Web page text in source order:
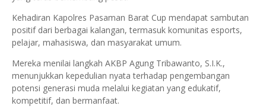
Kehadiran Kapolres Pasaman Barat Cup mendapat sambutan
positif dari berbagai kalangan, termasuk komunitas esports,
pelajar, mahasiswa, dan masyarakat umum.
Mereka menilai langkah AKBP Agung Tribawanto, S.I.K.,
menunjukkan kepedulian nyata terhadap pengembangan
potensi generasi muda melalui kegiatan yang edukatif,
kompetitif, dan bermanfaat.